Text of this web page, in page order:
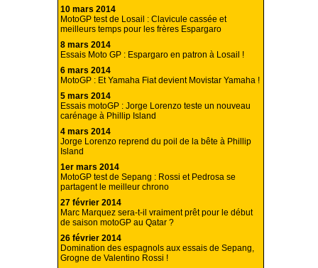
10 mars 2014
MotoGP test de Losail : Clavicule cassée et
meilleurs temps pour les frères Espargaro
8 mars 2014
Essais Moto GP : Espargaro en patron à Losail !
6 mars 2014
MotoGP : Et Yamaha Fiat devient Movistar Yamaha !
5 mars 2014
Essais motoGP : Jorge Lorenzo teste un nouveau
carénage à Phillip Island
4 mars 2014
Jorge Lorenzo reprend du poil de la bête à Phillip
Island
1er mars 2014
MotoGP test de Sepang : Rossi et Pedrosa se
partagent le meilleur chrono
27 février 2014
Marc Marquez sera-t-il vraiment prêt pour le début
de saison motoGP au Qatar ?
26 février 2014
Domination des espagnols aux essais de Sepang,
Grogne de Valentino Rossi !